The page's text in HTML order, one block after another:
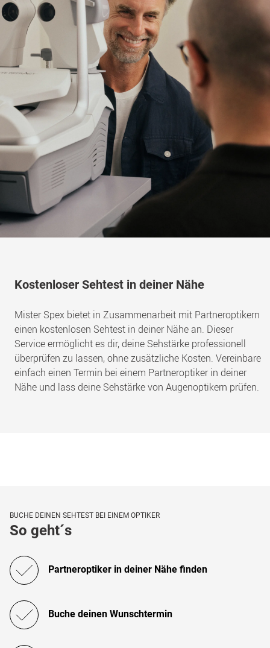
Kostenloser Sehtest in deiner Nähe
Mister Spex bietet in Zusammenarbeit mit Partneroptikern
einen kostenlosen Sehtest in deiner Nähe an. Dieser
Service ermöglicht es dir, deine Sehstärke professionell
überprüfen zu lassen, ohne zusätzliche Kosten. Vereinbare
einfach einen Termin bei einem Partneroptiker in deiner
Nähe und lass deine Sehstärke von Augenoptikern prüfen.
BUCHE DEINEN SEHTEST BEI EINEM OPTIKER
So geht´s
Partneroptiker in deiner Nähe finden
Buche deinen Wunschtermin